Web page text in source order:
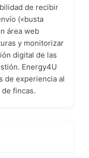
de recibir
(«busta
área web
y monitorizar
digital de las
Energy4U
de experiencia al
fincas.